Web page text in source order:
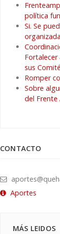
política
Si. Se
sus
Romper
Sobre
del Frente
CONTACTO
Aportes
MÁS LEIDOS